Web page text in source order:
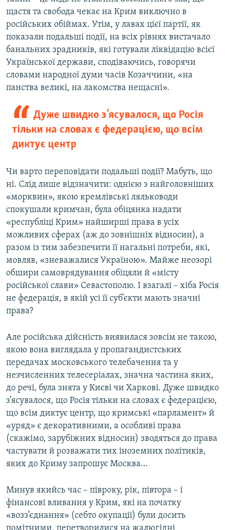
щастя та свобода чекає на Крим виключно в
російських обіймах. Утім, у лавах цієї партії, як
показали подальші події, на всіх рівнях вистачало
банальних зрадників, які готували ліквідацію всієї
Української держави, сподіваючись, говорячи
словами народної думи часів Козаччини, «на
панства великі, на лакомства нещасні».
Дуже швидко з’ясувалося, що Росія
тільки на словах є федерацією, що всім
диктує центр
Чи варто переповідати подальші події? Мабуть, що
ні. Слід лише відзначити: однією з найголовніших
«морквин», якою кремлівські ляльководи
спокушали кримчан, була обіцянка надати
«республіці Крим» найширші права в усіх
можливих сферах (аж до зовнішніх відносин), а
разом із тим забезпечити її нагальні потреби, які,
мовляв, «зневажалися Україною». Майже неозорі
обшири самоврядування обіцяли й «місту
російської слави» Севастополю. І взагалі – хіба Росія
не федерація, в якій усі її суб’єкти мають значні
права?
Але російська дійсність виявилася зовсім не такою,
якою вона виглядала у пропагандистських
передачах московського телебачення та у
незчисленних телесеріалах, значна частина яких,
до речі, була знята у Києві чи Харкові. Дуже швидко
з’ясувалося, що Росія тільки на словах є федерацією,
що всім диктує центр, що кримські «парламент» й
«уряд» є декоративними, а особливі права
(скажімо, зарубіжних відносин) зводяться до права
частувати й розважати тих іноземних політиків,
яких до Криму запрошує Москва…
Минув якийсь час – півроку, рік, півтора – і
фінансові вливання у Крим, які на початку
«возз’єднання» (себто окупації) були досить